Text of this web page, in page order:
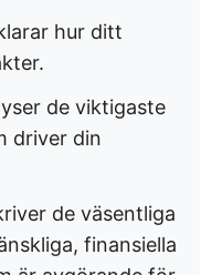
hur ditt
de viktigaste
driver din
de väsentliga
finansiella